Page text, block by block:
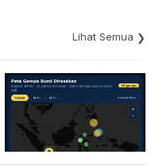
Lihat Semua